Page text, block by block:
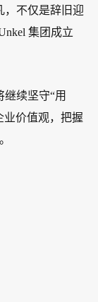
，不仅是辞旧迎
集团成立
续坚守“用
业价值观，把握